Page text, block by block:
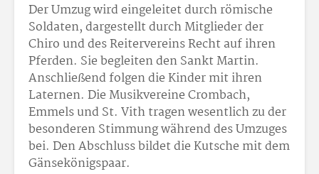
Der Umzug wird eingeleitet durch römische
Soldaten, dargestellt durch Mitglieder der
Chiro und des Reitervereins Recht auf ihren
Pferden. Sie begleiten den Sankt Martin.
Anschließend folgen die Kinder mit ihren
Laternen. Die Musikvereine Crombach,
Emmels und St. Vith tragen wesentlich zu der
besonderen Stimmung während des Umzuges
bei. Den Abschluss bildet die Kutsche mit dem
Gänsekönigspaar.